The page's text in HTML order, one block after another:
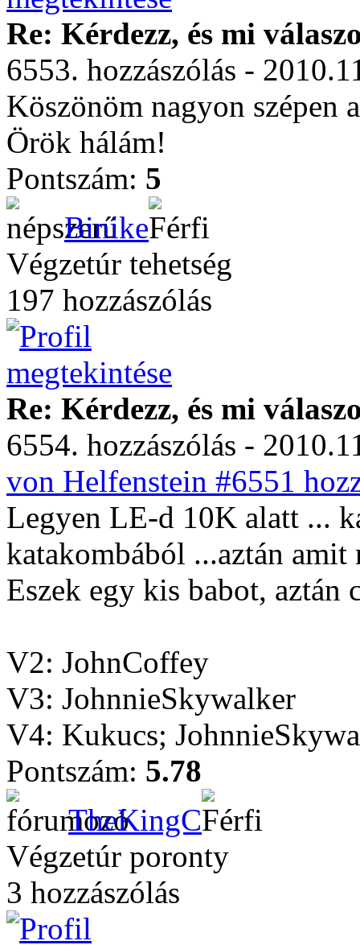
Re: Kérdezz, és mi
6553. hozzászólás -
Köszönöm nagyon szépen
Örök hálám!
Pontszám: 5
Binike
Végzetúr tehetség
197 hozzászólás
Re: Kérdezz, és mi
6554. hozzászólás -
von Helfenstein #6551
Legyen LE-d 10K alatt ...
katakombából ...aztán amit
Eszek egy kis babot, aztán
V2: JohnCoffey
V3: JohnnieSkywalker
V4: Kukucs;
Pontszám: 5.78
TheKingC
Végzetúr poronty
3 hozzászólás